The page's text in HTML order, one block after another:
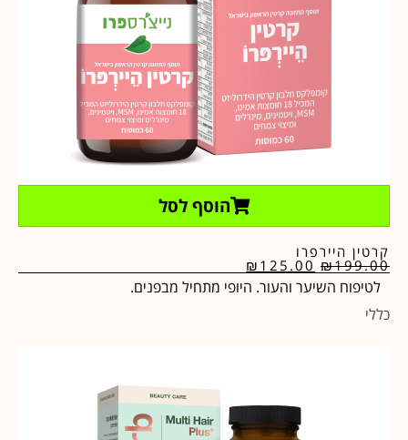
הוסף לסל
קרטין היירפרו
₪199.00
₪ 125.00
לטיפוח השיער והעור. היופי מתחיל מבפנים.
כללי